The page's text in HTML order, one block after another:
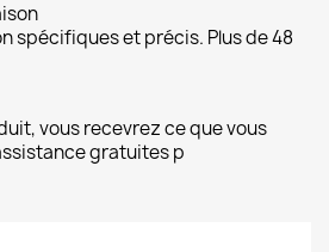
spécifiques et précis. Plus de 48
vous recevrez ce que vous
gratuites p